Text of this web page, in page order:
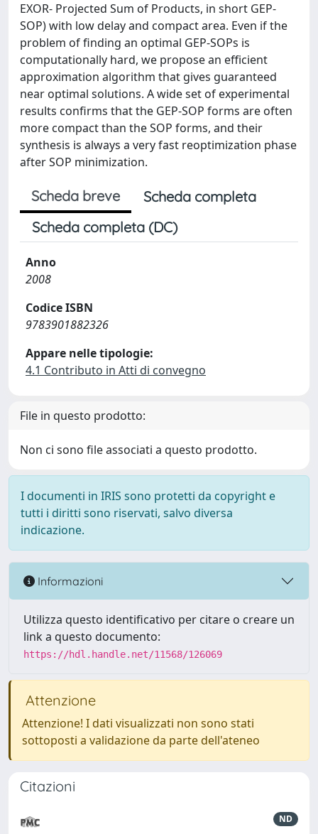
EXOR- Projected Sum of Products, in short GEP-
SOP) with low delay and compact area. Even if the
problem of finding an optimal GEP-SOPs is
computationally hard, we propose an efficient
approximation algorithm that gives guaranteed
near optimal solutions. A wide set of experimental
results confirms that the GEP-SOP forms are often
more compact than the SOP forms, and their
synthesis is always a very fast reoptimization phase
after SOP minimization.
Scheda breve
Scheda completa
Scheda completa (DC)
Anno
2008
Codice ISBN
9783901882326
Appare nelle tipologie:
4.1 Contributo in Atti di convegno
File in questo prodotto:
Non ci sono file associati a questo prodotto.
I documenti in IRIS sono protetti da copyright e
tutti i diritti sono riservati, salvo diversa
indicazione.
Informazioni
Utilizza questo identificativo per citare o creare un
link a questo documento:
https://hdl.handle.net/11568/126069
Attenzione
Attenzione! I dati visualizzati non sono stati
sottoposti a validazione da parte dell'ateneo
Citazioni
ND